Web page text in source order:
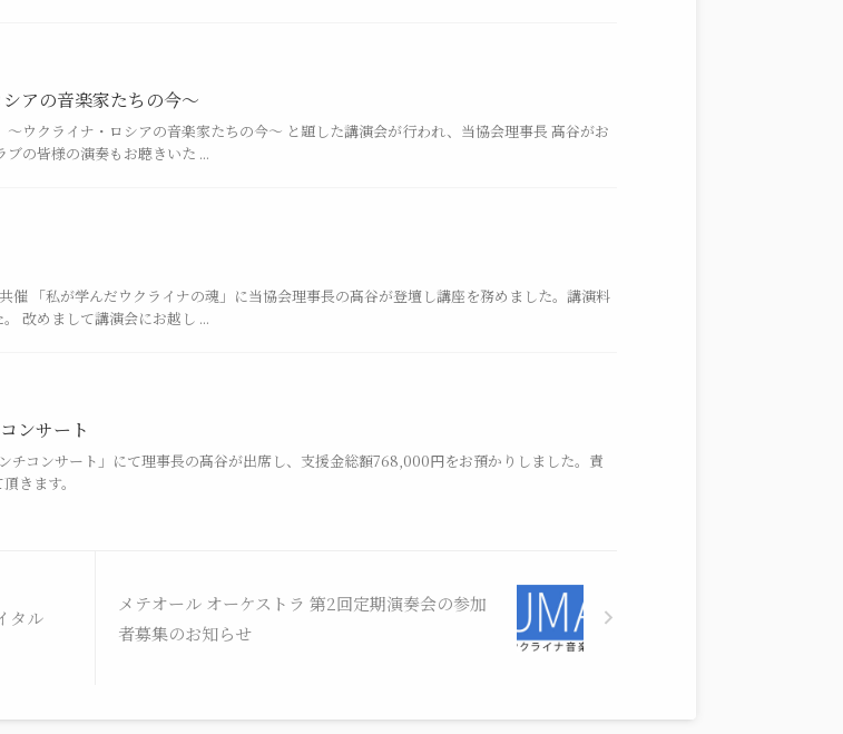
アの音楽家たちの今〜
ウクライナ・ロシアの音楽家たちの今〜 と題した講演会が行われ、当協会理事長 髙谷がお
の皆様の演奏もお聴きいた ...
「私が学んだウクライナの魂」に当協会理事長の髙谷が登壇し講座を務めました。講演料
改めまして講演会にお越し ...
ンサート
チコンサート」にて理事長の髙谷が出席し、支援金総額768,000円をお預かりしました。責
きます。
タル
メテオール オーケストラ 第2回定期演奏会の参加
者募集のお知らせ